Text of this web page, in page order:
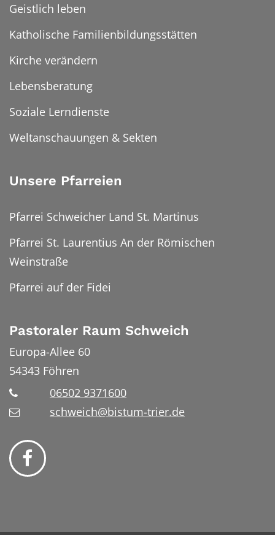
Geistlich leben
Katholische Familienbildungsstätten
Kirche verändern
Lebensberatung
Soziale Lerndienste
Weltanschauungen & Sekten
Unsere Pfarreien
Pfarrei Schweicher Land St. Martinus
Pfarrei St. Laurentius An der Römischen
Weinstraße
Pfarrei auf der Fidei
Pastoraler Raum Schweich
Europa-Allee 60
54343 Föhren
06502 9371600
schweich@bistum-trier.de